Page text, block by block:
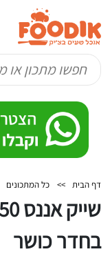
דף הבית >> כל המתכונים
בחדר כושר